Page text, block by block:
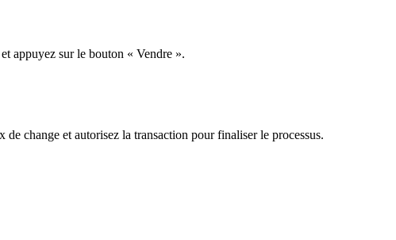
appuyez sur le bouton « Vendre ».
change et autorisez la transaction pour finaliser le processus.